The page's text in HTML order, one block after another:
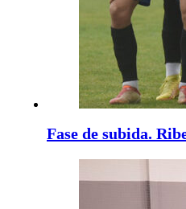
Fase de subida.